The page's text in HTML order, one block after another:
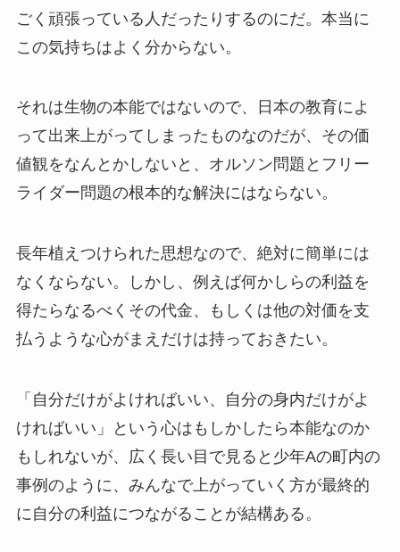
ごく頑張っている人だったりするのにだ。本当に
この気持ちはよく分からない。
それは生物の本能ではないので、日本の教育によ
って出来上がってしまったものなのだが、その価
値観をなんとかしないと、オルソン問題とフリー
ライダー問題の根本的な解決にはならない。
長年植えつけられた思想なので、絶対に簡単には
なくならない。しかし、例えば何かしらの利益を
得たらなるべくその代金、もしくは他の対価を支
払うような心がまえだけは持っておきたい。
「自分だけがよければいい、自分の身内だけがよ
ければいい」という心はもしかしたら本能なのか
もしれないが、広く長い目で見ると少年Aの町内の
事例のように、みんなで上がっていく方が最終的
に自分の利益につながることが結構ある。